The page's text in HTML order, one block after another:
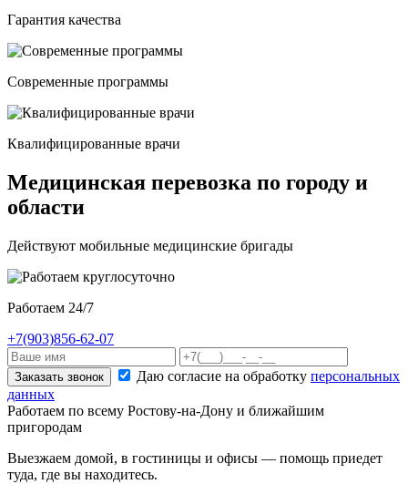
Гарантия качества
Современные программы
Квалифицированные врачи
Медицинская перевозка по городу и
области
Действуют мобильные медицинские бригады
Работаем 24/7
+7(903)856-62-07
Заказать звонок Даю согласие на обработку персональных
данных
Работаем по всему Ростову-на-Дону и ближайшим
пригородам
Выезжаем домой, в гостиницы и офисы — помощь приедет
туда, где вы находитесь.